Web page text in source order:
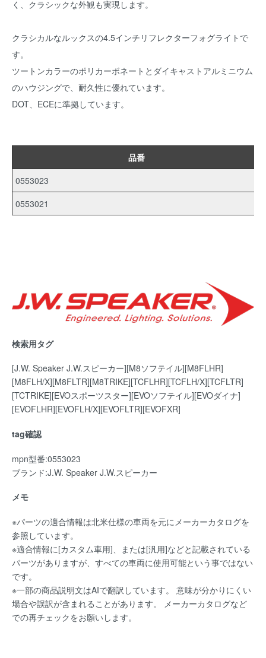
く、クラシックな外観も実現します。
クラシカルなルックスの4.5インチリフレクターフォグライトで
す。
ツートンカラーのポリカーボネートとダイキャストアルミニウム
のハウジングで、耐久性に優れています。
DOT、ECEに準拠しています。
品番
0553023
0553021
検索用タグ
[J.W. Speaker J.W.スピーカー][M8ソフテイル][M8FLHR]
[M8FLH/X][M8FLTR][M8TRIKE][TCFLHR][TCFLH/X][TCFLTR]
[TCTRIKE][EVOスポーツスター][EVOソフテイル][EVOダイナ]
[EVOFLHR][EVOFLH/X][EVOFLTR][EVOFXR]
tag確認
mpn型番:0553023
ブランド:J.W. Speaker J.W.スピーカー
メモ
※パーツの適合情報は北米仕様の車両を元にメーカーカタログを
参照しています。
※適合情報に[カスタム車用]、または[汎用]などと記載されている
パーツがありますが、すべての車両に使用可能という事ではない
です。
※一部の商品説明文はAIで翻訳しています。 意味が分かりにくい
場合や誤訳が含まれることがあります。 メーカーカタログなど
での再チェックをお願いします。